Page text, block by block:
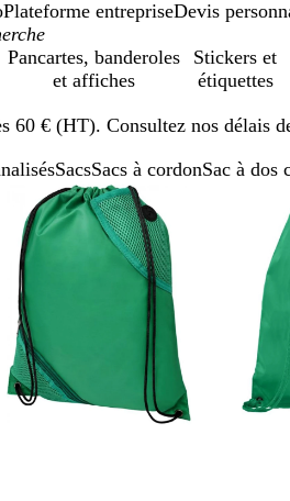
Plateforme entrepriseDevis
Pancartes, banderoles
et affiches
Stickers et
étiquettes
60 € (HT). Consultez nos délais
SacsSacs à cordonSac à dos
Image
zoomable
Zoom
au
minimum
Cliquez
pour
développer
Utilisez
les
touches
plus
zoomer
touches